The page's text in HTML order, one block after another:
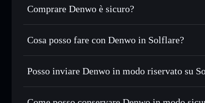
Comprare Denwo è sicuro?
Denwo non è verificato
Cosa posso fare con Denwo in Solflare?
Denwo
wallet Solflare
Scambiare istantaneamente— scambia DENWO in
Posso inviare Denwo in modo riservato su
Aggregatore di privacy